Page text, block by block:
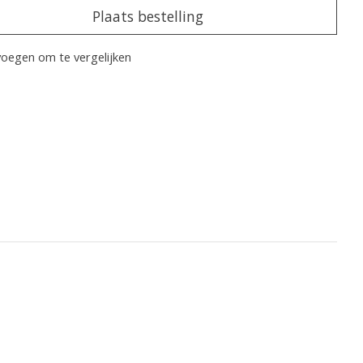
Plaats bestelling
om te vergelijken